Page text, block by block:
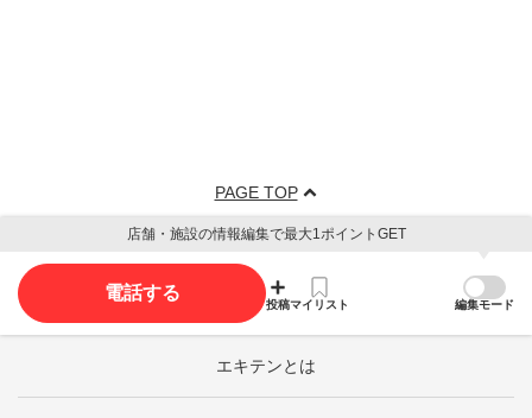
PAGE TOP
店舗・施設の情報編集で最大1ポイントGET
電話する
投稿マイリスト 編集モード
エキテンとは